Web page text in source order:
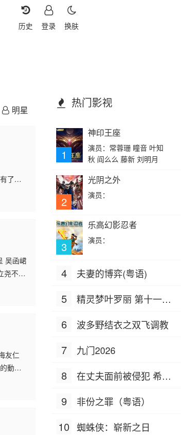
换肤
登录
历史
明星
了意
连原
吴函峮
尧不受
不
友仁
動物
獠差
热门影视
1
神印王座
演员：常蓉珊 瞳音 叶知
秋 阎么么 藤新 刘明月
2
光阴之外
演员：
3
乐高幻影忍者
演员：
4 夫妻的博弈(粤语)
5
精灵梦叶罗丽 第十一季
6 波多野结衣之双飞调教
7 九门2026
8
在丈夫面前被侵犯 希岛
9 非份之罪（粤语）
10 蜘蛛侠：崭新之日